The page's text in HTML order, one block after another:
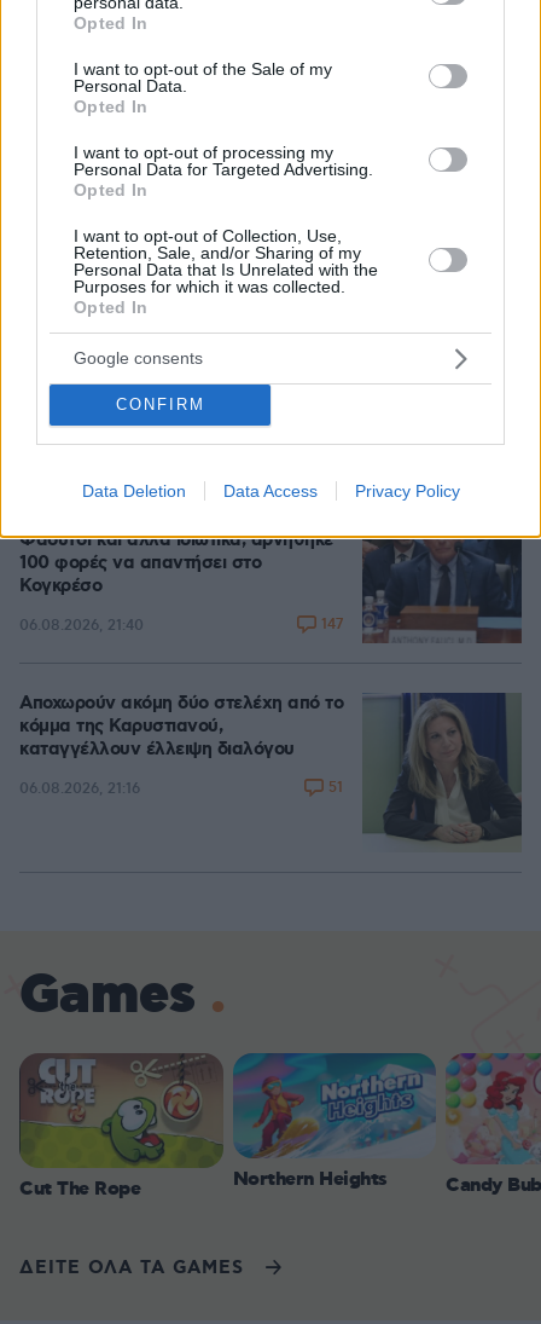
grant or deny consent to Google and its third-party tags to
use your data for below specified purposes in below Google
consent section.
Opted In
I want to opt-out of the Sale of my
Personal Data.
Opted In
I want to opt-out of processing my
Personal Data for Targeted Advertising.
Opted In
I want to opt-out of Collection, Use,
Retention, Sale, and/or Sharing of my
Personal Data that Is Unrelated with the
Purposes for which it was collected.
Opted In
Google consents
CONFIRM
Data Deletion Data Access Privacy Policy
Αριστοτέλης Δαμίγος: Σε κλίμα
οδύνης έγινε η αποτέφρωση του
συντονιστή που σκοτώθηκε μετά τη
σύγκρουση ελικοπτέρων στην Ψάθα,
φωτογραφίες
Πέθανε το άσπρο κουτάβι που
συμβίωνε με αγέλη λύκων στην
Κεντρική Μακεδονία: Καλό ταξίδι
μικρέ, δείτε βίντεο
06.08.2026, 16:39
Προϊόν εργαστηρίου ή της φύσης ο
Φάουτσι και άλλα ιδιωτικά, αρνήθηκε
100 φορές να απαντήσει στο
Κογκρέσο
06.08.2026, 21:40 147
Αποχωρούν ακόμη δύο στελέχη από το
κόμμα της Καρυστιανού,
καταγγέλλουν έλλειψη διαλόγου
06.08.2026, 21:16 51
Games
Cut The Rope Northern Heights Candy
ΔΕΙΤΕ ΟΛΑ ΤΑ GAMES